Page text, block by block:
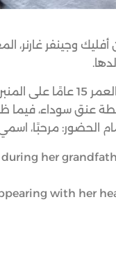
وجينفر غارنر،
ووقفت سيرافينا
سوداء، فيما
الحضور: مرحبًا،
during her
with her